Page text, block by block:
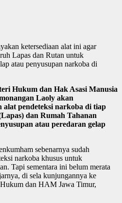
ketersediaan alat ini agar
Lapas dan Rutan untuk
atau penyusupan narkoba di
Hukum dan Hak Asasi Manusia
Laoly akan
alat pendeteksi narkoba di tiap
dan Rumah Tahanan
atau peredaran gelap
sebenarnya sudah
narkoba khusus untuk
Tapi sementara ini belum merata
di sela kunjungannya ke
dan HAM Jawa Timur,